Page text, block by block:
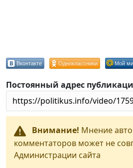
Вконтакте Одноклассники Мой
Постоянный адрес
Внимание! Мнение
комментаторов может не
Администрации сайта